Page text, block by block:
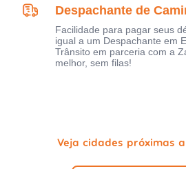
Despachante de
Facilidade para pagar seus
igual a um Despachante em
Trânsito em parceria com a
melhor, sem filas!
Veja cidades próximas